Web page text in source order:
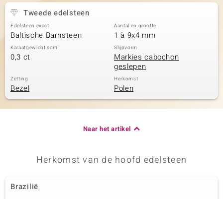
Tweede edelsteen
Edelsteen exact
Baltische Barnsteen
Aantal en grootte
1 à 9x4 mm
Karaatgewicht som
0,3 ct
Slijpvorm
Markies cabochon
geslepen
Zetting
Bezel
Herkomst
Polen
Naar het artikel
Herkomst van de hoofd edelsteen
Brazilië